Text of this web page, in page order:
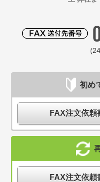
初め
FAX注文依頼
FAX注文依頼